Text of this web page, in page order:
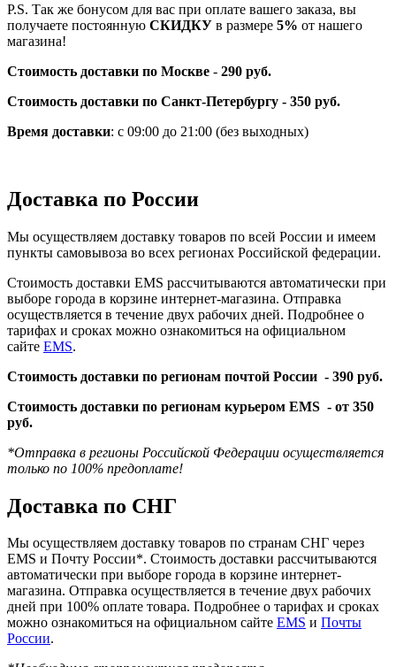
P.S. Так же бонусом для вас при оплате вашего заказа, вы
получаете постоянную СКИДКУ в размере 5% от нашего
магазина!
Стоимость доставки по Москве - 290 руб.
Стоимость доставки по Санкт-Петербургу - 350 руб.
Время доставки: с 09:00 до 21:00 (без выходных)
Доставка по России
Мы осуществляем доставку товаров по всей России и имеем
пункты самовывоза во всех регионах Российской федерации.
Стоимость доставки EMS рассчитываются автоматически при
выборе города в корзине интернет-магазина. Отправка
осуществляется в течение двух рабочих дней. Подробнее о
тарифах и сроках можно ознакомиться на официальном
сайте EMS.
Стоимость доставки по регионам почтой России - 390 руб.
Стоимость доставки по регионам курьером EMS - от 350
руб.
*Отправка в регионы Российской Федерации осуществляется
только по 100% предоплате!
Доставка по СНГ
Мы осуществляем доставку товаров по странам СНГ через
EMS и Почту России*. Стоимость доставки рассчитываются
автоматически при выборе города в корзине интернет-
магазина. Отправка осуществляется в течение двух рабочих
дней при 100% оплате товара. Подробнее о тарифах и сроках
можно ознакомиться на официальном сайте EMS и Почты
России.